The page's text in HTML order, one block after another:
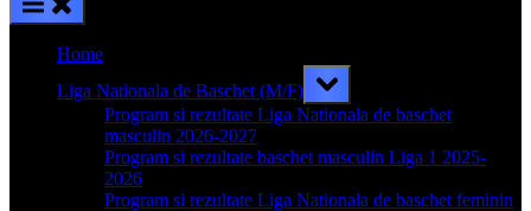
Home
Liga Nationala de Baschet (M/F)
Toggle
sub-
menu
Program si rezultate Liga Nationala de baschet
masculin 2026-2027
Program si rezultate baschet masculin Liga 1 2025-
2026
Program si rezultate Liga Nationala de baschet feminin